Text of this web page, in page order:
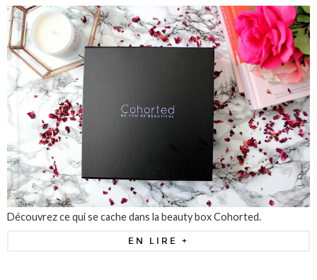
Découvrez ce qui se cache dans la beauty box Cohorted.
EN LIRE +